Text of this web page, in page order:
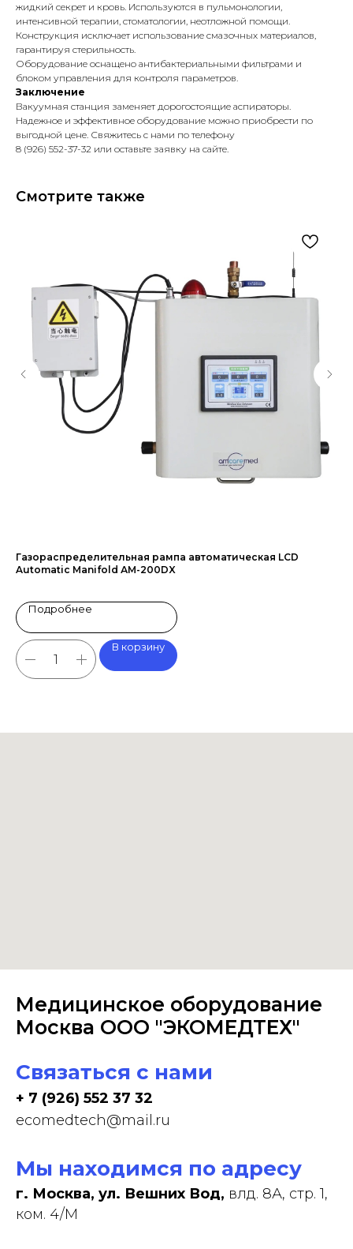
жидкий секрет и кровь. Используются в пульмонологии,
интенсивной терапии, стоматологии, неотложной помощи.
Конструкция исключает использование смазочных материалов,
гарантируя стерильность.
Оборудование оснащено антибактериальными фильтрами и
блоком управления для контроля параметров.
Заключение
Вакуумная станция заменяет дорогостоящие аспираторы.
Надежное и эффективное оборудование можно приобрести по
выгодной цене. Свяжитесь с нами по телефону
8 (926) 552-37-32 или оставьте заявку на сайте.
Смотрите также
Газораспределительная рампа автоматическая LCD
Automatic Manifold АМ-200DX
Подробнее
В корзину
Медицинское оборудование
Москва ООО "ЭКОМЕДТЕХ"
Связаться с нами
+ 7 (926) 552 37 32
ecomedtech@mail.ru
Мы находимся по адресу
г. Москва, ул. Вешних Вод, влд. 8А, стр. 1,
ком. 4/М